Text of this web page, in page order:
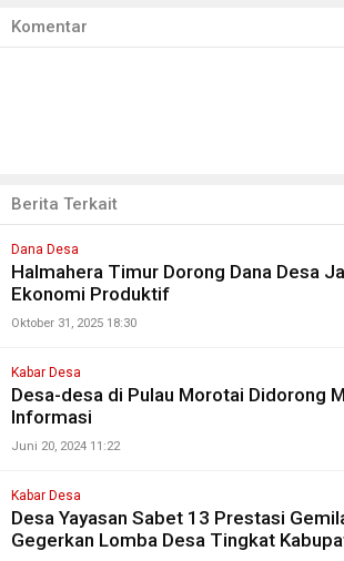
Komentar
Berita Terkait
Dana Desa
Halmahera Timur Dorong Dana Desa
Ekonomi Produktif
Oktober 31, 2025 18:30
Kabar Desa
Desa-desa di Pulau Morotai Didorong
Informasi
Juni 20, 2024 11:22
Kabar Desa
Desa Yayasan Sabet 13 Prestasi
Gegerkan Lomba Desa Tingkat